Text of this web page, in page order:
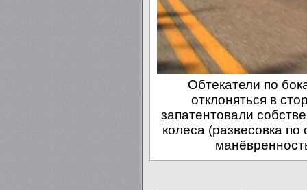
Обтекатели по
отклоняться в
запатентовали
колеса (развесовка